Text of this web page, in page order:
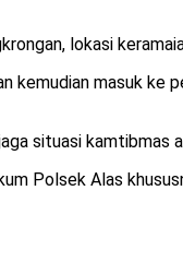
lokasi
masuk ke
situasi kamtibmas
Polsek Alas